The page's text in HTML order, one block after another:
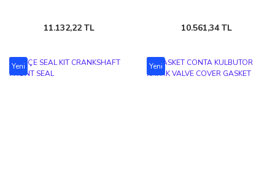
11.132,22 TL 10.561,34 TL
Yeni Yeni